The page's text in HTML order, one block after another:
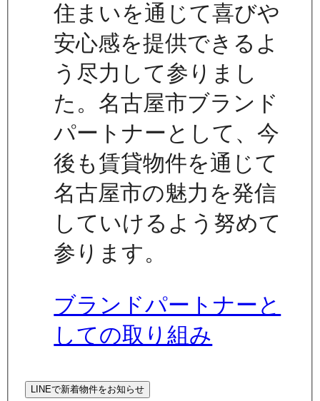
住まいを通じて喜びや
安心感を提供できるよ
う尽力して参りまし
た。名古屋市ブランド
パートナーとして、今
後も賃貸物件を通じて
名古屋市の魅力を発信
していけるよう努めて
参ります。
ブランドパートナーと
しての取り組み
LINEで新着物件をお知らせ